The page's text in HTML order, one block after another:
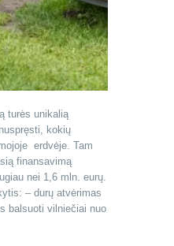
turės unikalią
kokių
erdvėje. Tam
finansavimą
nei 1,6 mln. eurų.
– durų atvėrimas
balsuoti vilniečiai nuo